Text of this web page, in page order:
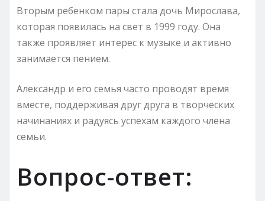
Вторым ребенком пары стала дочь Мирослава,
которая появилась на свет в 1999 году. Она
также проявляет интерес к музыке и активно
занимается пением.
Александр и его семья часто проводят время
вместе, поддерживая друг друга в творческих
начинаниях и радуясь успехам каждого члена
семьи.
Вопрос-ответ: